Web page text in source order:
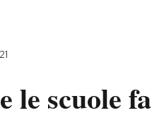
le scuole fa